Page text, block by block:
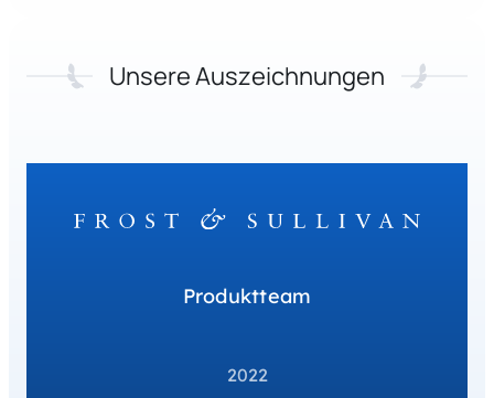
Unsere Auszeichnungen
Produktteam
2022